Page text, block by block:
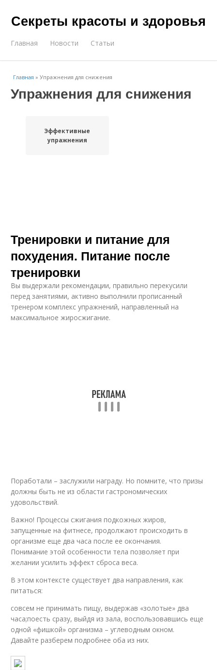
Секреты красоты и здоровья
Главная Новости Статьи
Главная »Упражнения для снижения
Упражнения для снижения
Эффективные
упражнения
Тренировки и питание для
похудения. Питание после
тренировки
Вы выдержали рекомендации, правильно перекусили
перед занятиями, активно выполнили прописанный
тренером комплекс упражнений, направленный на
максимальное жиросжигание.
Поработали – заслужили награду. Но помните, что призы
должны быть не из области гастрономических
удовольствий.
Важно! Процессы сжигания подкожных жиров,
запущенные на фитнесе, продолжают происходить в
организме еще два часа после ее окончания.
Понимание этой особенности тела позволяет при
желании усилить эффект сброса веса.
В этом контексте существует два направления, как
питаться:
совсем не принимать пищу, выдержав «золотые» два
часа;поесть сразу, выйдя из зала, воспользовавшись еще
одной «фишкой» организма – углеводным окном.
Давайте разберем подробнее оба из них.